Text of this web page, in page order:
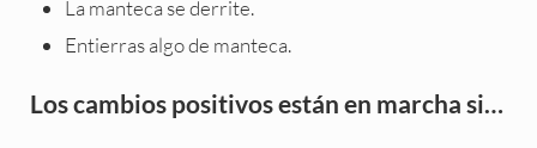
La manteca se derrite.
Entierras algo de manteca.
Los cambios positivos están en marcha si…